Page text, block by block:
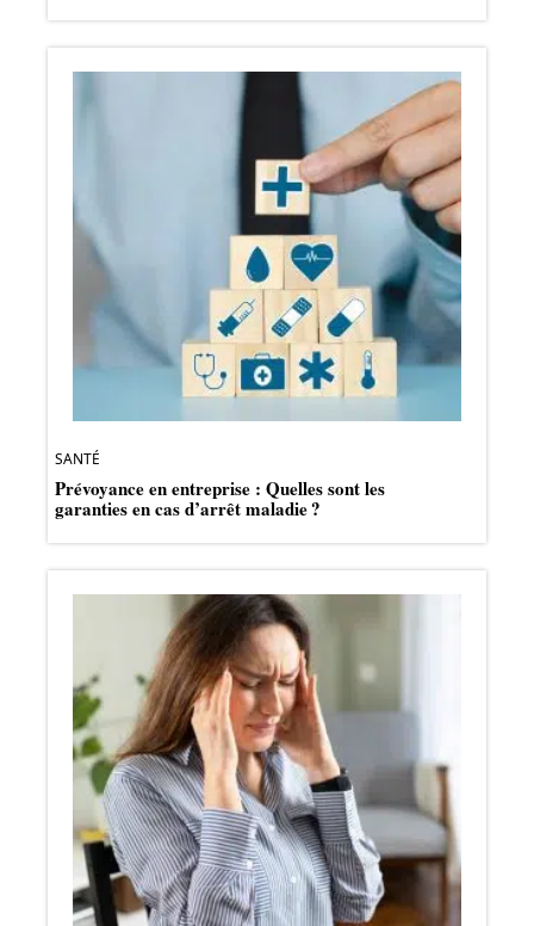
SANTÉ
Prévoyance en entreprise : Quelles sont les
garanties en cas d’arrêt maladie ?